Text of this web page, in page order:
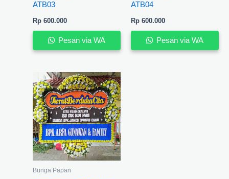
ATB03
Rp600.000
Pesan via WA
ATB04
Rp600.000
Pesan via WA
Bunga Papan